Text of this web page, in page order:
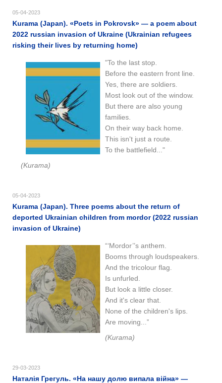
05-04-2023
Kurama (Japan). «Poets in Pokrovsk» — a poem about
2022 russian invasion of Ukraine (Ukrainian refugees
risking their lives by returning home)
"To the last stop.
Before the eastern front line.
Yes, there are soldiers.
Most look out of the window.
But there are also young
families.
On their way back home.
This isn't just a route.
To the battlefield..."
(Kurama)
05-04-2023
Kurama (Japan). Three poems about the return of
deported Ukrainian children from mordor (2022 russian
invasion of Ukraine)
“‘Mordor’’s anthem.
Booms through loudspeakers.
And the tricolour flag.
Is unfurled.
But look a little closer.
And it's clear that.
None of the children's lips.
Are moving...”
(Kurama)
29-03-2023
Наталія Грегуль. «На нашу долю випала війна» —